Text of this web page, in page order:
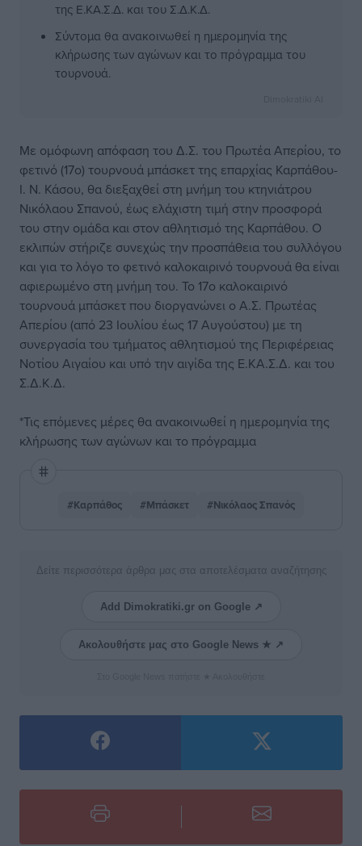
της Ε.ΚΑ.Σ.Δ. και του Σ.Δ.Κ.Δ.
Σύντομα θα ανακοινωθεί η ημερομηνία της
κλήρωσης των αγώνων και το πρόγραμμα του
τουρνουά.
Με ομόφωνη απόφαση του Δ.Σ. του Πρωτέα Απερίου, το
φετινό (17ο) τουρνουά μπάσκετ της επαρχίας Καρπάθου-
Ι. Ν. Κάσου, θα διεξαχθεί στη μνήμη του κτηνιάτρου
Νικόλαου Σπανού, έως ελάχιστη τιμή στην προσφορά
του στην ομάδα και στον αθλητισμό της Καρπάθου. Ο
εκλιπών στήριζε συνεχώς την προσπάθεια του συλλόγου
και για το λόγο το φετινό καλοκαιρινό τουρνουά θα είναι
αφιερωμένο στη μνήμη του. Το 17ο καλοκαιρινό
τουρνουά μπάσκετ που διοργανώνει ο Α.Σ. Πρωτέας
Απερίου (από 23 Ιουλίου έως 17 Αυγούστου) με τη
συνεργασία του τμήματος αθλητισμού της Περιφέρειας
Νοτίου Αιγαίου και υπό την αιγίδα της Ε.ΚΑ.Σ.Δ. και του
Σ.Δ.Κ.Δ.
*Τις επόμενες μέρες θα ανακοινωθεί η ημερομηνία της
κλήρωσης των αγώνων και το πρόγραμμα
#Καρπάθος #Μπάσκετ #Νικόλαος Σπανός
Δείτε περισσότερα άρθρα μας στα αποτελέσματα αναζήτησης
Add Dimokratiki.gr on Google ↗
Ακολουθήστε μας στο Google News ★ ↗